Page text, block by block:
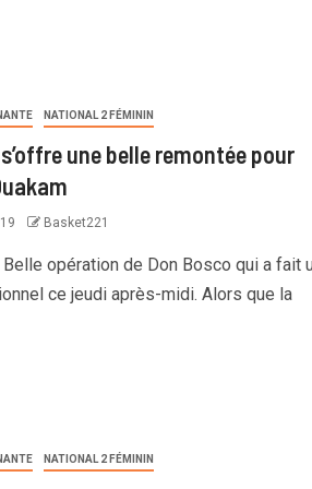
NATIONAL 2 FÉMININ
une belle remontée pour
Basket221
Belle opération de Don Bosco qui a fait
ce jeudi après-midi. Alors que la
NATIONAL 2 FÉMININ